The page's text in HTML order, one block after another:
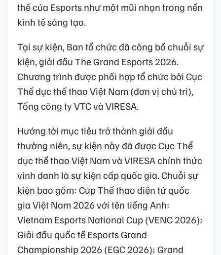
thế của Esports như một mũi nhọn trong nền
kinh tế sáng tạo.
Tại sự kiện, Ban tổ chức đã công bố chuỗi sự
kiện, giải đấu The Grand Esports 2026.
Chương trình được phối hợp tổ chức bởi Cục
Thể dục thể thao Việt Nam (đơn vị chủ trì),
Tổng công ty VTC và VIRESA.
Hướng tới mục tiêu trở thành giải đấu
thường niên, sự kiện này đã được Cục Thể
dục thể thao Việt Nam và VIRESA chính thức
vinh danh là sự kiện cấp quốc gia. Chuỗi sự
kiện bao gồm: Cúp Thể thao điện tử quốc
gia Việt Nam 2026 với tên tiếng Anh:
Vietnam Esports National Cup (VENC 2026);
Giải đấu quốc tế Esports Grand
Championship 2026 (EGC 2026); Grand